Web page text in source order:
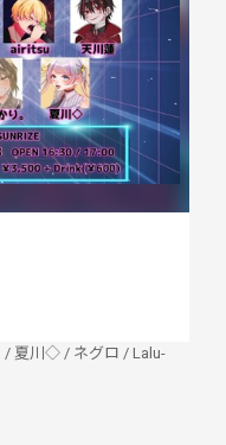
/ 夏川◇ / ネグロ / Lalu-